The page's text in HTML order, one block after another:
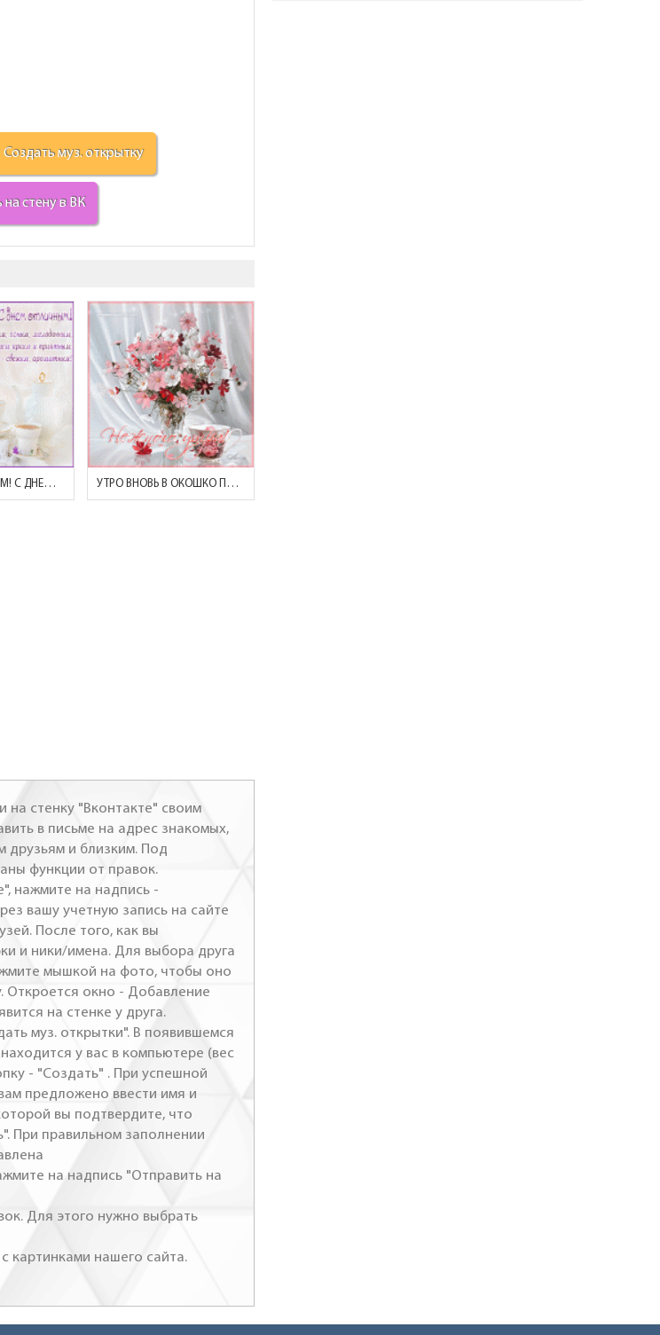
Создать муз. открытку
стену в ВК
С ДОБРЫМ УТРОМ! С ДНЕМ ОТЛИЧНЫМ! УТРО ВНОВЬ В ОКОШКО ПОСТУЧИТСЯ
стенку "Вконтакте" своим
в письме на адрес знакомых,
друзьям и близким. Под
функции от правок.
нажмите на надпись -
вашу учетную запись на сайте
После того, как вы
и ники/имена. Для выбора друга
мышкой на фото, чтобы оно
Откроется окно - Добавление
на стенке у друга.
муз. открытки". В появившемся
у вас в компьютере (вес
- "Создать" . При успешной
предложено ввести имя и
вы подтвердите, что
При правильном заполнении
на надпись "Отправить на
Для этого нужно выбрать
картинками нашего сайта.